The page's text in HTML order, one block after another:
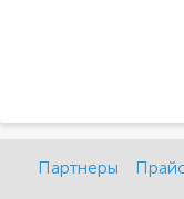
Партнеры